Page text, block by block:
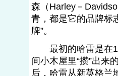
森（Harley－
青，都是它的品牌标
牌”。
最初的哈雷是在
间小木屋里“攒”出来
后，哈雷从新英格兰